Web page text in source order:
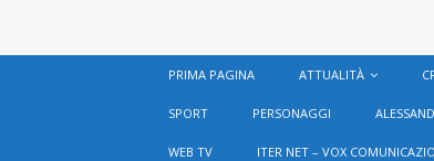
PRIMA PAGINA ATTUALITÀ
SPORT PERSONAGGI
WEB TV ITER NET – VOX